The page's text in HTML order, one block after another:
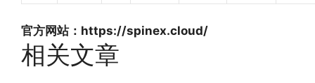
官方网站：https://spinex.cloud/
相关文章